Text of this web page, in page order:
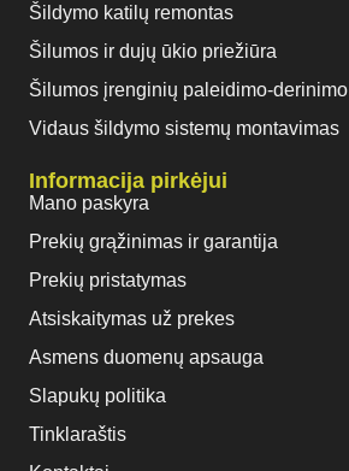
Šildymo katilų remontas
Šilumos ir dujų ūkio priežiūra
Šilumos įrenginių paleidimo-
Vidaus šildymo sistemų montavimas
Informacija pirkėjui
Mano paskyra
Prekių grąžinimas ir garantija
Prekių pristatymas
Atsiskaitymas už prekes
Asmens duomenų apsauga
Slapukų politika
Tinklaraštis